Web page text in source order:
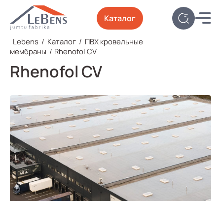
Каталог
Lebens / Каталог / ПВХ кровельные
мембраны / Rhenofol CV
Rhenofol CV